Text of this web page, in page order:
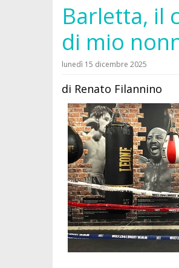
Barletta, il
di mio
lunedì 15 dicembre 2025
di Renato Filannino